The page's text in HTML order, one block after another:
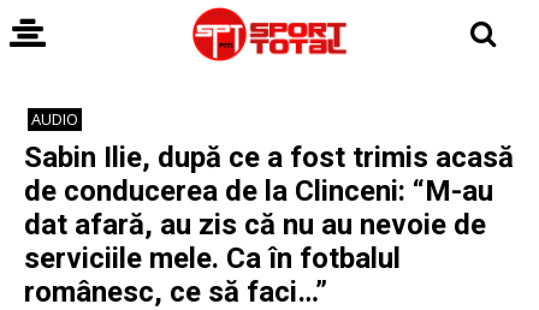
AUDIO
Sabin Ilie, după ce a fost trimis acasă
de conducerea de la Clinceni: “M-au
dat afară, au zis că nu au nevoie de
serviciile mele. Ca în fotbalul
românesc, ce să faci…”